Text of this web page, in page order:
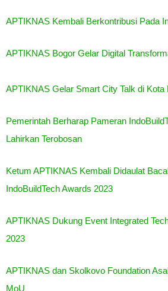
APTIKNAS Kembali Berkontribusi Pada
APTIKNAS Bogor Gelar Digital
APTIKNAS Gelar Smart City Talk di Kota
Pemerintah Berharap Pameran
Lahirkan Terobosan
Ketum APTIKNAS Kembali Didaulat
IndoBuildTech Awards 2023
APTIKNAS Dukung Event Integrated
2023
APTIKNAS dan Skolkovo Foundation
MoU